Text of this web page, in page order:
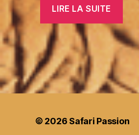
LIRE LA SUITE
© 2026 Safari Passion